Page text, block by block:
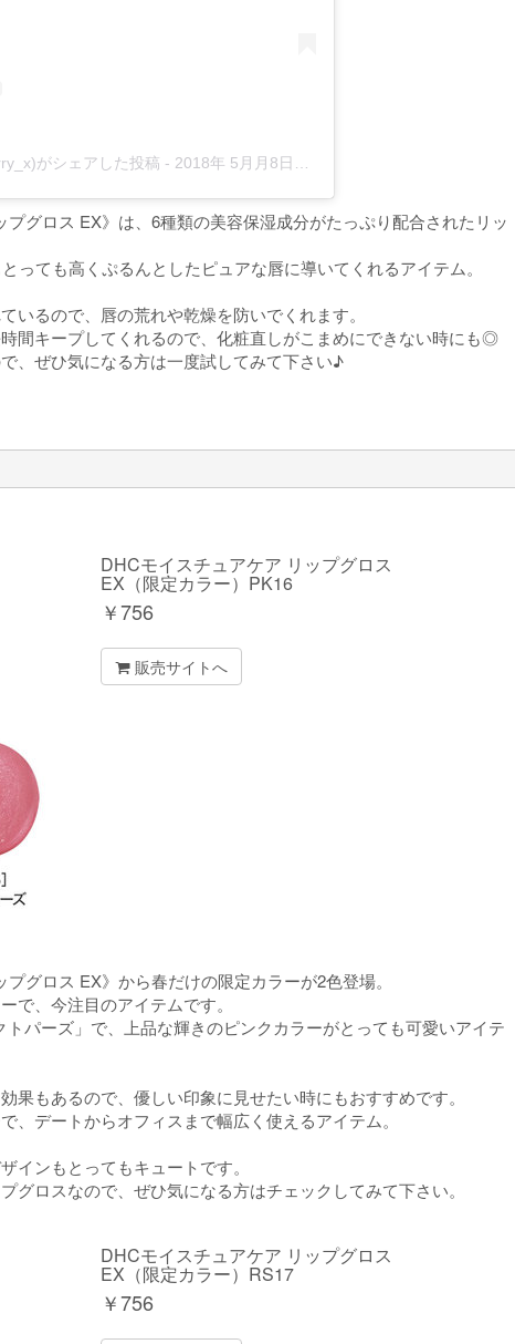
がシェアした投稿 - 2018年 5月月8日午後11時13分PDT
プグロス EX》は、6種類の美容保湿成分がたっぷり配合されたリッ
っても高くぷるんとしたピュアな唇に導いてくれるアイテム。
いるので、唇の荒れや乾燥を防いでくれます。
間キープしてくれるので、化粧直しがこまめにできない時にも◎
、ぜひ気になる方は一度試してみて下さい♪
DHCモイスチュアケア リップグロス
EX（限定カラー）PK16
￥756
販売サイトへ
グロス EX》から春だけの限定カラーが2色登場。
で、今注目のアイテムです。
パーズ」で、上品な輝きのピンクカラーがとっても可愛いアイテ
果もあるので、優しい印象に見せたい時にもおすすめです。
、デートからオフィスまで幅広く使えるアイテム。
インもとってもキュートです。
グロスなので、ぜひ気になる方はチェックしてみて下さい。
DHCモイスチュアケア リップグロス
EX（限定カラー）RS17
￥756